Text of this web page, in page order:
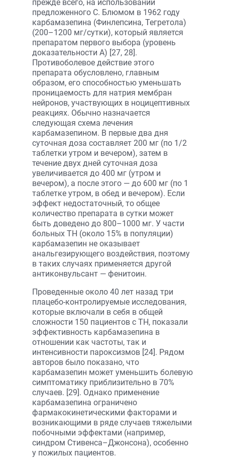
прежде всего, на использовании
предложенного С. Блюмом в 1962 году
карбамазепина (Финлепсина, Тегре­тола)
(200–1200 мг/сутки), который является
препаратом первого выбора (уровень
доказательности A) [27, 28].
Противоболевое действие этого
препарата обусловлено, главным
образом, его способностью уменьшать
проницаемость для натрия мембран
нейронов, участвующих в ноцицептивных
реакциях. Обычно назначается
следующая схема лечения
карбамазепином. В первые два дня
суточная доза составляет 200 мг (по 1/2
таблетки утром и вечером), затем в
течение двух дней суточная доза
увеличивается до 400 мг (утром и
вечером), а после этого — до 600 мг (по 1
таблетке утром, в обед и вечером). Если
эффект недостаточный, то общее
количество препарата в сутки может
быть доведено до 800–1000 мг. У части
больных ТН (около 15% в популяции)
карбамазепин не оказывает
анальгезирующего воздействия, поэтому
в таких случаях применяется другой
антиконвульсант — фенитоин.
Проведенные около 40 лет назад три
плацебо-контролируемые исследования,
которые включали в себя в общей
сложности 150 пациентов с ТН, показали
эффективность карбамазепина в
отношении как частоты, так и
интенсивности пароксизмов [24]. Рядом
авторов было показано, что
карбамазепин может уменьшить болевую
симптоматику приблизительно в 70%
случаев. [29]. Однако применение
карбамазепина ограничено
фармакокинетическими факторами и
возникающими в ряде случаев тяжелыми
побочными эффектами (например,
синдром Стивенса–Джонсона), особенно
у пожилых пациентов.